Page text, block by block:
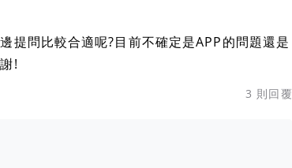
提問比較合適呢?目前不確定是APP的問題還是
!
3 則回覆